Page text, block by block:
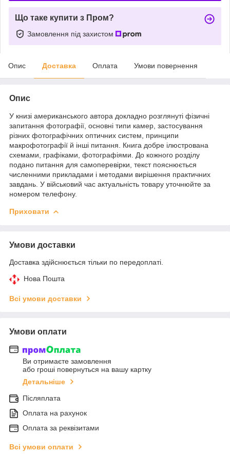
Що таке купити з Пром?
Замовлення під захистом
Опис Доставка Оплата Умови повернення
Опис
У книзі американського автора докладно розглянуті фізичні
запитання фотографії, основні типи камер, застосування
різних фотографічних оптичних систем, принципи
макрофотографії й інші питання. Книга добре ілюстрована
схемами, графіками, фотографіями. До кожного розділу
подано питання для самоперевірки, текст пояснюється
численними прикладами і методами вирішення практичних
завдань. У військовий час актуальність товару уточнюйте за
номером телефону.
Приховати
Умови доставки
Доставка здійснюється тільки по передоплаті.
Нова Пошта
Всі умови доставки
Умови оплати
Ви отримаєте замовлення
або гроші повернуться на вашу картку
Детальніше
Післяплата
Оплата на рахунок
Оплата за реквізитами
Всі умови оплати